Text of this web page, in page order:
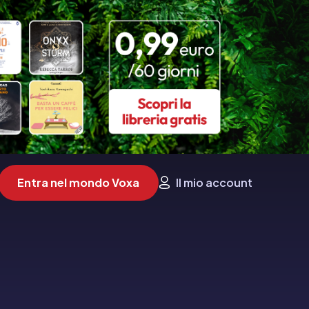
Entra nel mondo Voxa Il mio account